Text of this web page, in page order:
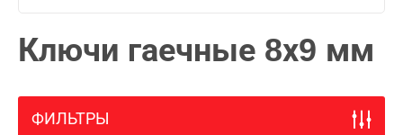
Ключи гаечные 8х9 мм
ФИЛЬТРЫ